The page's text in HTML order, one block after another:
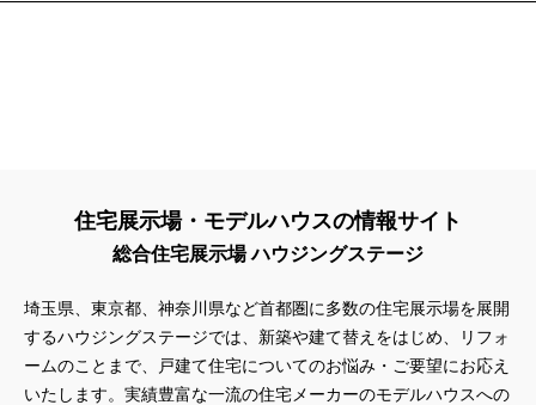
住宅展示場・モデルハウスの情報サイト
総合住宅展示場 ハウジングステージ
埼玉県、東京都、神奈川県など首都圏に多数の住宅展示場を展開
するハウジングステージでは、新築や建て替えをはじめ、リフォ
ームのことまで、戸建て住宅についてのお悩み・ご要望にお応え
いたします。実績豊富な一流の住宅メーカーのモデルハウスへの